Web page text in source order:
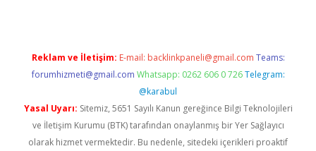
Reklam ve İletişim: E-mail: backlinkpaneli@gmail.com Teams:
forumhizmeti@gmail.com Whatsapp: 0262 606 0 726 Telegram:
@karabul
Yasal Uyarı: Sitemiz, 5651 Sayılı Kanun gereğince Bilgi Teknolojileri
ve İletişim Kurumu (BTK) tarafından onaylanmış bir Yer Sağlayıcı
olarak hizmet vermektedir. Bu nedenle, sitedeki içerikleri proaktif